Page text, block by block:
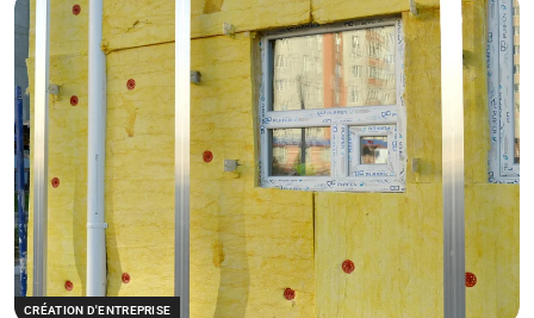
CRÉATION D'ENTREPRISE